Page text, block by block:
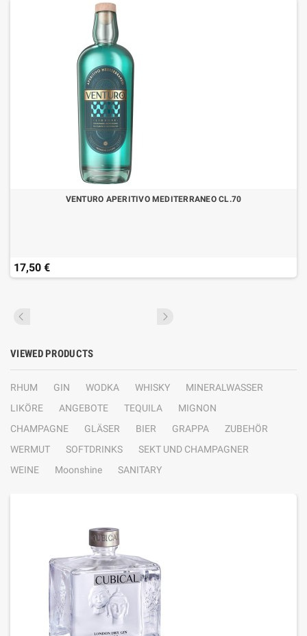
VENTURO APERITIVO MEDITERRANEO CL.70
17,50 €
VIEWED PRODUCTS
RHUM GIN WODKA WHISKY
MINERALWASSER
LIKÖRE
ANGEBOTE TEQUILA
MIGNON
CHAMPAGNE
GLÄSER BIER GRAPPA
ZUBEHÖR
WERMUT
SOFTDRINKS
SEKT UND CHAMPAGNER
WEINE
Moonshine SANITARY